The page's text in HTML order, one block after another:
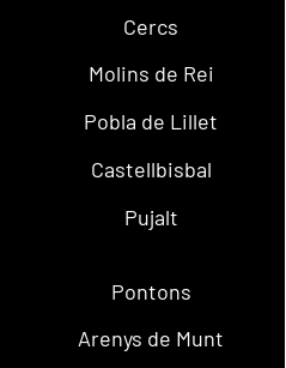
Cercs
Molins de Rei
Pobla de Lillet
Castellbisbal
Pujalt
Pontons
Arenys de Munt